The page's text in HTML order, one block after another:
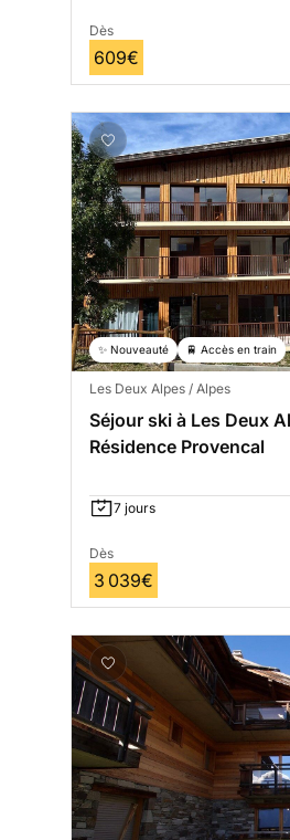
Dès
609€
✨ Nouveauté 🚆 Accès en train
Les Deux Alpes / Alpes
Séjour ski à Les Deux
Résidence Provencal
7 jours
Dès
3 039€